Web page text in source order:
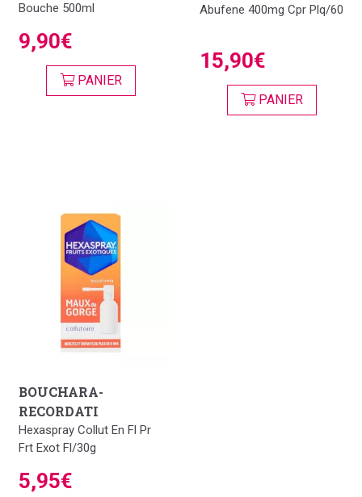
Bouche 500ml
9,90€
PANIER
Abufene 400mg Cpr Plq/60
15,90€
PANIER
BOUCHARA-
RECORDATI
Hexaspray Collut En Fl Pr
Frt Exot Fl/30g
5,95€